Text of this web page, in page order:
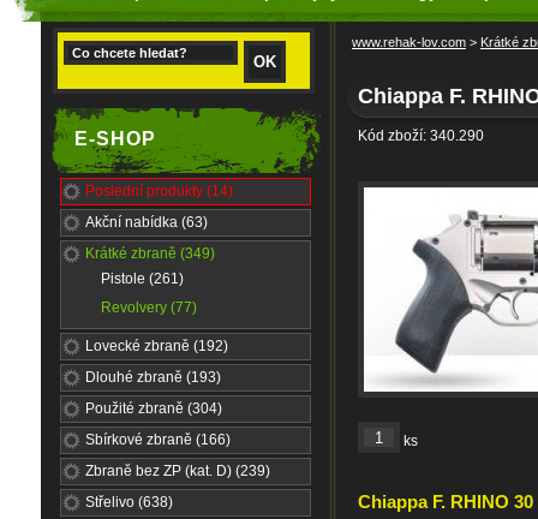
E-SHOP
Poslední produkty (14)
Akční nabídka (63)
Krátké zbraně (349)
Pistole (261)
Revolvery (77)
Lovecké zbraně (192)
Dlouhé zbraně (193)
Použité zbraně (304)
Sbírkové zbraně (166)
Zbraně bez ZP (kat. D) (239)
Střelivo (638)
www.rehak-lov.com > Krátké
Chiappa F.
Kód zboží: 340.290
ks
Chiappa F. RHINO